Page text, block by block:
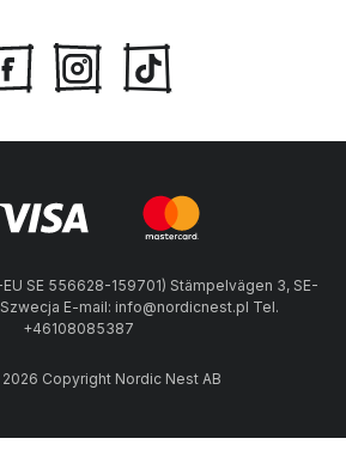
SE 556628-159701) Stämpelvägen 3, SE-
E-mail: info@nordicnest.pl Tel.
+46108085387
Copyright Nordic Nest AB